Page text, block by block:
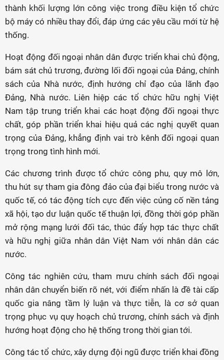
thành khối lượng lớn công việc trong điều kiện tổ chức
bộ máy có nhiều thay đổi, đáp ứng các yêu cầu mới từ hệ
thống.
Hoạt động đối ngoại nhân dân được triển khai chủ động,
bám sát chủ trương, đường lối đối ngoại của Đảng, chính
sách của Nhà nước, định hướng chỉ đạo của lãnh đạo
Đảng, Nhà nước. Liên hiệp các tổ chức hữu nghị Việt
Nam tập trung triển khai các hoạt động đối ngoại thực
chất, góp phần triển khai hiệu quả các nghị quyết quan
trọng của Đảng, khẳng định vai trò kênh đối ngoại quan
trọng trong tình hình mới.
Các chương trình được tổ chức công phu, quy mô lớn,
thu hút sự tham gia đông đảo của đại biểu trong nước và
quốc tế, có tác động tích cực đến việc củng cố nền tảng
xã hội, tạo dư luận quốc tế thuận lợi, đồng thời góp phần
mở rộng mạng lưới đối tác, thúc đẩy hợp tác thực chất
và hữu nghị giữa nhân dân Việt Nam với nhân dân các
nước.
Công tác nghiên cứu, tham mưu chính sách đối ngoại
nhân dân chuyển biến rõ nét, với điểm nhấn là đề tài cấp
quốc gia nâng tầm lý luận và thực tiễn, là cơ sở quan
trọng phục vụ quy hoạch chủ trương, chính sách và định
hướng hoạt động cho hệ thống trong thời gian tới.
Công tác tổ chức, xây dựng đội ngũ được triển khai đồng